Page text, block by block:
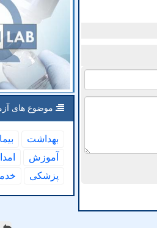
موضوع های
بهداشت
آموزش
پزشكی